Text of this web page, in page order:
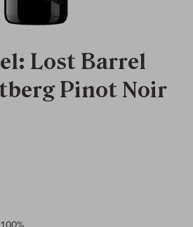
Lost Barrel
Pinot Noir